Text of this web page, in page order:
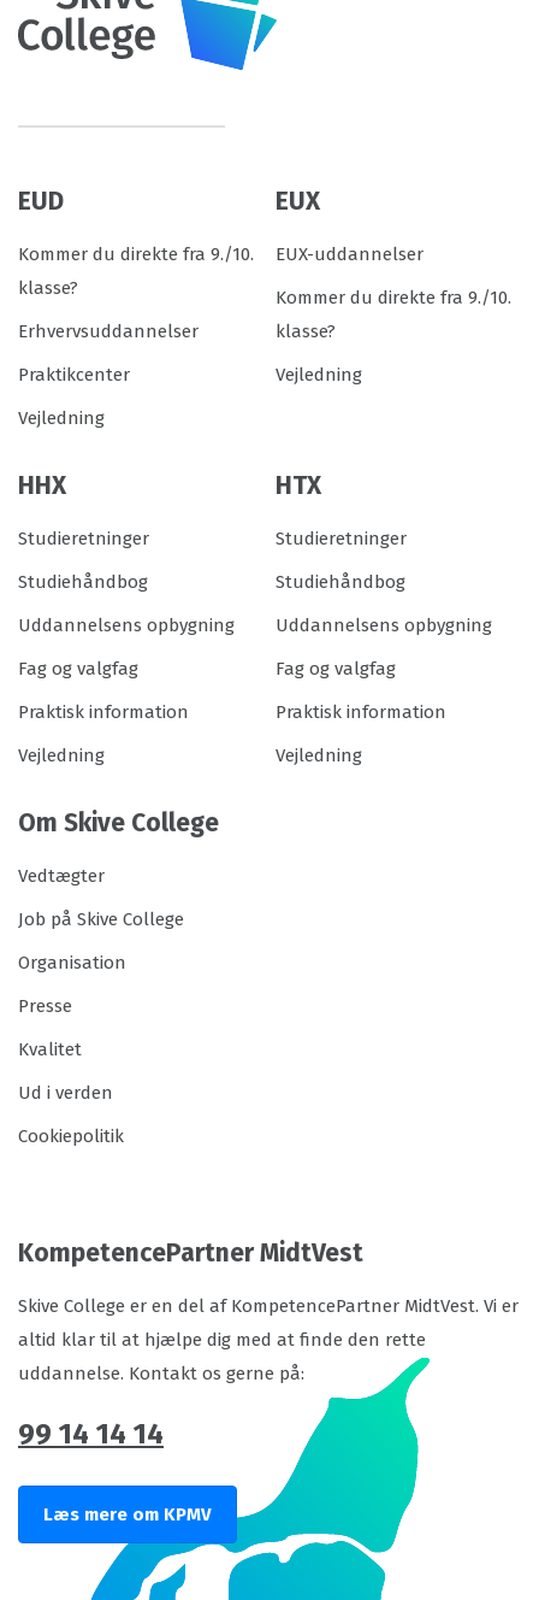
EUD
Kommer du direkte fra 9./10.
klasse?
Erhvervsuddannelser
Praktikcenter
Vejledning
EUX
EUX-uddannelser
Kommer du direkte fra 9./10.
klasse?
Vejledning
HHX
Studieretninger
Studiehåndbog
Uddannelsens opbygning
Fag og valgfag
Praktisk information
Vejledning
HTX
Studieretninger
Studiehåndbog
Uddannelsens opbygning
Fag og valgfag
Praktisk information
Vejledning
Om Skive College
Vedtægter
Job på Skive College
Organisation
Presse
Kvalitet
Ud i verden
Cookiepolitik
KompetencePartner MidtVest
Skive College er en del af KompetencePartner MidtVest. Vi er
altid klar til at hjælpe dig med at finde den rette
uddannelse. Kontakt os gerne på:
99 14 14 14
Læs mere om KPMV